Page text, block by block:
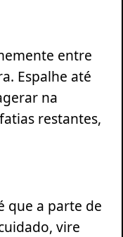
entre
Espalhe até
na
restantes,
que a parte de
vire